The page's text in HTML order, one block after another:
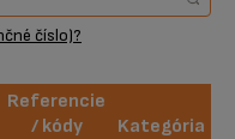
číslo)?
Referencie
/ kódy
Kategória